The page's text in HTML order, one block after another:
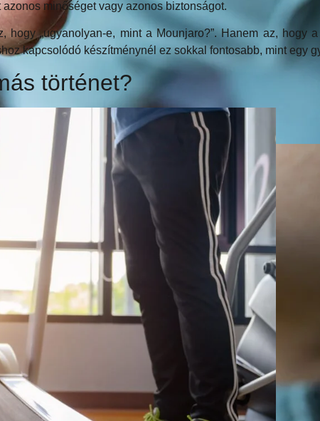
minőséget vagy azonos biztonságot.
„ugyanolyan-e, mint a Mounjaro?”. Hanem az,
kapcsolódó készítménynél ez sokkal fontosabb, mint egy
történet?